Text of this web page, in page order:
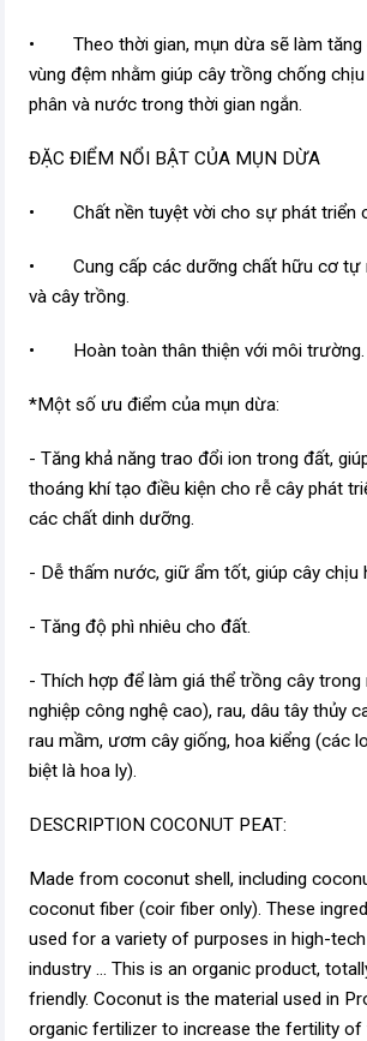
• Theo thời gian, mụn dừa sẽ làm tăng
vùng đệm nhằm giúp cây trồng chống
phân và nước trong thời gian ngắn.
ĐẶC ĐIỂM NỔI BẬT CỦA MỤN DỪA
• Chất nền tuyệt vời cho sự phát triển
• Cung cấp các dưỡng chất hữu cơ tự
và cây trồng.
• Hoàn toàn thân thiện với môi trường.
*Một số ưu điểm của mụn dừa:
- Tăng khả năng trao đổi ion trong đất,
thoáng khí tạo điều kiện cho rễ cây phát
các chất dinh dưỡng.
- Dễ thấm nước, giữ ẩm tốt, giúp cây chịu
- Tăng độ phì nhiêu cho đất.
- Thích hợp để làm giá thể trồng cây trong
nghiệp công nghệ cao), rau, dâu tây thủy
rau mầm, ươm cây giống, hoa kiểng (các
biệt là hoa ly).
DESCRIPTION COCONUT PEAT:
Made from coconut shell, including
coconut fiber (coir fiber only). These
used for a variety of purposes in high-
industry ... This is an organic product,
friendly. Coconut is the material used in
organic fertilizer to increase the fertility of